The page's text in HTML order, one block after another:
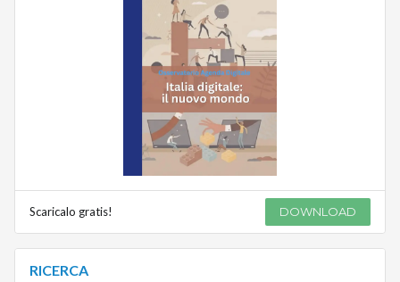
Scaricalo gratis! DOWNLOAD
RICERCA